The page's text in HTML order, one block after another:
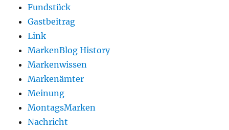
Fundstück
Gastbeitrag
Link
MarkenBlog History
Markenwissen
Markenämter
Meinung
MontagsMarken
Nachricht